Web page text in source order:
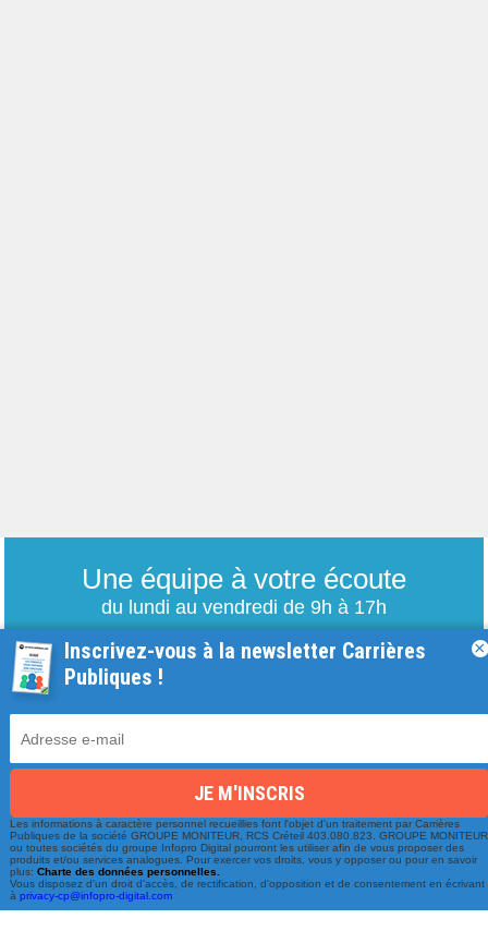
Une équipe à votre écoute
du lundi au vendredi de 9h à 17h
01 79 06 76 68
Paiement securisé
Bénéficiez du paiement avec les meilleurs technologies
Mentions légales
Inscrivez-vous à la newsletter Carrières
Publiques !
Les informations à caractère personnel recueillies font l'objet d'un traitement par Carrières
Publiques de la société GROUPE MONITEUR, RCS Créteil 403.080.823. GROUPE MONITEUR
ou toutes sociétés du groupe Infopro Digital pourront les utiliser afin de vous proposer des
produits et/ou services analogues. Pour exercer vos droits, vous y opposer ou pour en savoir
plus:Charte des données personnelles.
Vous disposez d'un droit d'accès, de rectification, d'opposition et de consentement en écrivant
àprivacy-cp@infopro-digital.com
×